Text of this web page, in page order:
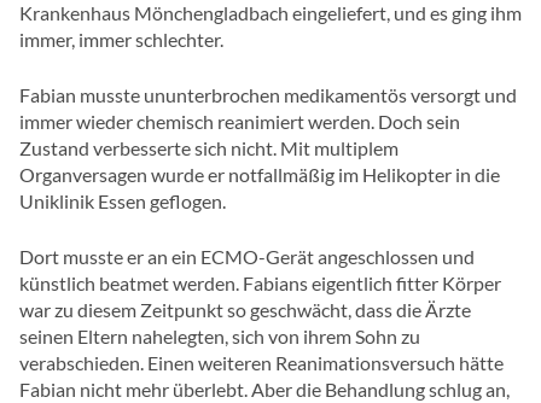
Krankenhaus Mönchengladbach eingeliefert, und es ging ihm
immer, immer schlechter.
Fabian musste ununterbrochen medikamentös versorgt und
immer wieder chemisch reanimiert werden. Doch sein
Zustand verbesserte sich nicht. Mit multiplem
Organversagen wurde er notfallmäßig im Helikopter in die
Uniklinik Essen geflogen.
Dort musste er an ein ECMO-Gerät angeschlossen und
künstlich beatmet werden. Fabians eigentlich fitter Körper
war zu diesem Zeitpunkt so geschwächt, dass die Ärzte
seinen Eltern nahelegten, sich von ihrem Sohn zu
verabschieden. Einen weiteren Reanimationsversuch hätte
Fabian nicht mehr überlebt. Aber die Behandlung schlug an,